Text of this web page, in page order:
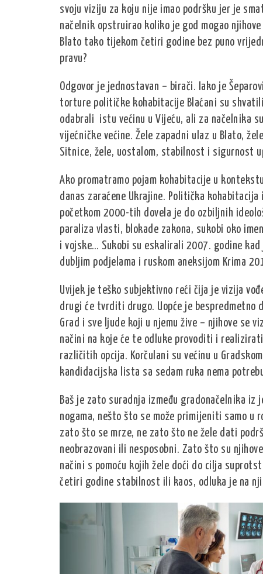
svoju viziju za koju nije imao podršku jer je
načelnik opstruirao koliko je god mogao
Blato tako tijekom četiri godine bez puno
pravu?
Odgovor je jednostavan – birači. Iako je
torture političke kohabitacije Blaćani su
odabrali istu većinu u Vijeću, ali za načelnika
vijećničke većine. Žele zapadni ulaz u Blato,
Sitnice, žele, uostalom, stabilnost i sigurnost
Ako promatramo pojam kohabitacije u
danas zaraćene Ukrajine. Politička
početkom 2000-tih dovela je do ozbiljnih
paraliza vlasti, blokade zakona, sukobi oko
i vojske… Sukobi su eskalirali 2007. godine
dubljim podjelama i ruskom aneksijom Krima
Uvijek je teško subjektivno reći čija je vizija
drugi će tvrditi drugo. Uopće je bespredmetno
Grad i sve ljude koji u njemu žive – njihove se
načini na koje će te odluke provoditi i
različitih opcija. Korčulani su većinu u
kandidacijska lista sa sedam ruka nema
Baš je zato suradnja između gradonačelnika
nogama, nešto što se može primijeniti samo u
zato što se mrze, ne zato što ne žele dati
neobrazovani ili nesposobni. Zato što su
načini s pomoću kojih žele doći do cilja
četiri godine stabilnost ili kaos, odluka je na